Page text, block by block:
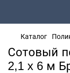
Каталог
Сотовый
2,1 x 6 м